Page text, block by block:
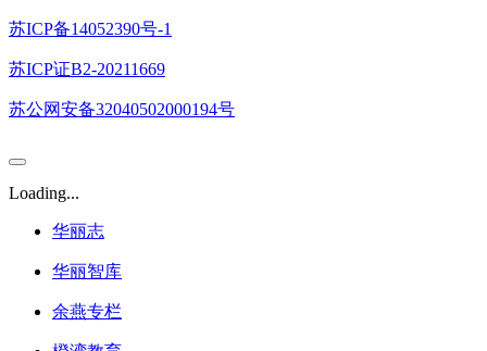
苏ICP备14052390号-1
苏ICP证B2-20211669
苏公网安备32040502000194号
Loading...
华丽志
华丽智库
余燕专栏